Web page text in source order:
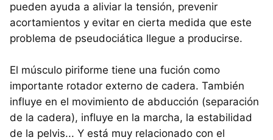
pueden ayuda a aliviar la tensión, prevenir
acortamientos y evitar en cierta medida que este
problema de pseudociática llegue a producirse.
El músculo piriforme tiene una fución como
importante rotador externo de cadera. También
influye en el movimiento de abducción (separación
de la cadera), influye en la marcha, la estabilidad
de la pelvis... Y está muy relacionado con el